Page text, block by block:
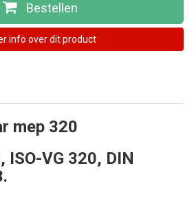
Bestellen
info over dit product
mep 320
ISO-VG 320, DIN